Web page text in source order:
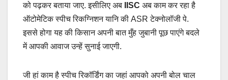
को पढ़कर बताया जाए. इसीलिए अब
IISC अब काम कर रहा है
ऑटोमेटिक स्पीच रिकग्निशन यानि की ASR टेक्नोलॉजी पे.
इससे होगा यह की किसान अपनी बात मुँह जुबानी पूछ पाएंगे बदले
में आपकी आवाज उन्हें सुनाई जाएगी.
जी हां काम है स्पीच रिकॉर्डिंग का जहां आपको अपनी बोल चाल